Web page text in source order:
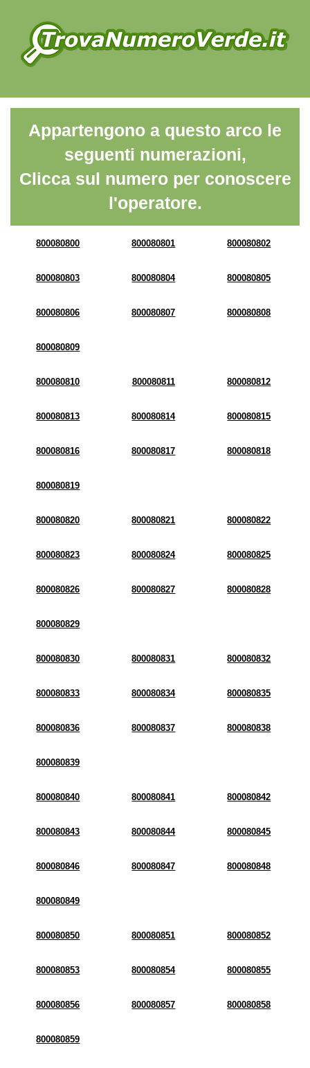
Appartengono a questo arco le
seguenti numerazioni,
Clicca sul numero per conoscere
l'operatore.
800080800 800080801 800080802
800080803 800080804 800080805
800080806 800080807 800080808
800080809
800080810 800080811 800080812
800080813 800080814 800080815
800080816 800080817 800080818
800080819
800080820 800080821 800080822
800080823 800080824 800080825
800080826 800080827 800080828
800080829
800080830 800080831 800080832
800080833 800080834 800080835
800080836 800080837 800080838
800080839
800080840 800080841 800080842
800080843 800080844 800080845
800080846 800080847 800080848
800080849
800080850 800080851 800080852
800080853 800080854 800080855
800080856 800080857 800080858
800080859